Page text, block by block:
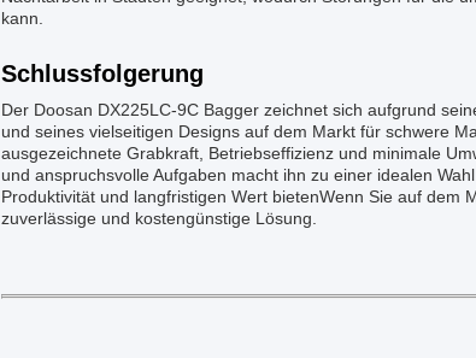
kann.
Schlussfolgerung
Der Doosan DX225LC-9C Bagger zeichnet sich aufgrund
und seines vielseitigen Designs auf dem Markt für schwere
ausgezeichnete Grabkraft, Betriebseffizienz und minimale
und anspruchsvolle Aufgaben macht ihn zu einer idealen
Produktivität und langfristigen Wert bietenWenn Sie auf dem
zuverlässige und kostengünstige Lösung.